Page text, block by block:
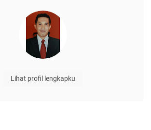
Lihat profil lengkapku